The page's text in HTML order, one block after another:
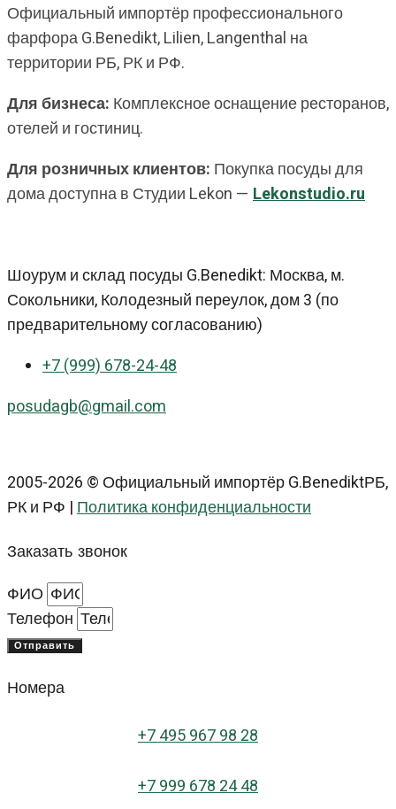
Официальный импортёр профессионального
фарфора G.Benedikt, Lilien, Langenthal на
территории РБ, РК и РФ.
Для бизнеса: Комплексное оснащение ресторанов,
отелей и гостиниц.
Для розничных клиентов: Покупка посуды для
дома доступна в Студии Lekon — Lekonstudio.ru
Шоурум и склад посуды G.Benedikt: Москва, м.
Сокольники, Колодезный переулок, дом 3 (по
предварительному согласованию)
+7 (999) 678-24-48
posudagb@gmail.com
2005-2026 © Официальный импортёр G.BenediktРБ,
РК и РФ |Политика конфиденциальности
Заказать звонок
ФИО
Телефон
Отправить
Номера
+7 495 967 98 28
+7 999 678 24 48